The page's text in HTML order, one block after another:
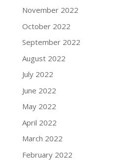
November 2022
October 2022
September 2022
August 2022
July 2022
June 2022
May 2022
April 2022
March 2022
February 2022